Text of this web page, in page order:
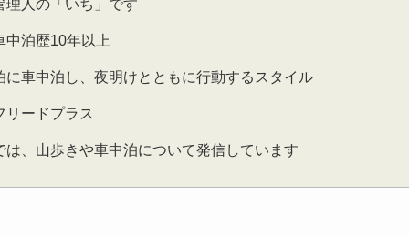
理人の「いち」です
中泊歴10年以上
に車中泊し、夜明けとともに行動するスタイル
リードプラス
は、山歩きや車中泊について発信しています